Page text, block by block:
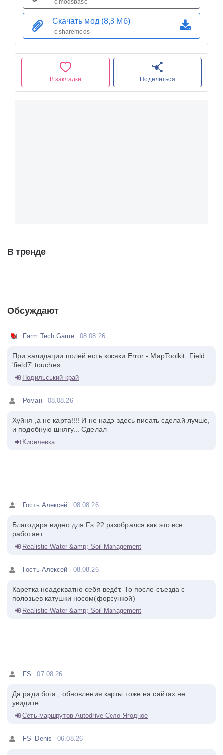
В закладки Поделиться
с modsbase
Скачать мод (8,3 Мб)
с sharemods
В тренде
Обсуждают
Farm Tech Game 08.08.26
При валидации полей есть косяки Error - MapToolkit: Field
'field7' touches
Подильський край
Роман 08.08.26
Хуйня ,а не карта!!!! И не надо здесь писать сделай лучше,
и подобную шнягу... Сделал
Киселевка
Гость Алексей 08.08.26
Благодаря видео для Fs 22 разобрался как это все
работает.
Realistic Water &amp; Soil Management
Гость Алексей 08.08.26
Каретка неадекватно себя ведёт. То после съезда с
полозьев катушки носом(форсункой)
Realistic Water &amp; Soil Management
FS 07.08.26
Да ради бога , обновления карты тоже на сайтах не
увидите .
Сеть маршрутов Autodrive Село Ягодное
FS_Denis 06.08.26